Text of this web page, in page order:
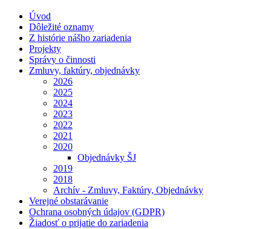
Úvod
Dôležité oznamy
Z histórie nášho zariadenia
Projekty
Správy o činnosti
Zmluvy, faktúry, objednávky
2026
2025
2024
2023
2022
2021
2020
Objednávky ŠJ
2019
2018
Archív - Zmluvy, Faktúry, Objednávky
Verejné obstarávanie
Ochrana osobných údajov (GDPR)
Žiadosť o prijatie do zariadenia